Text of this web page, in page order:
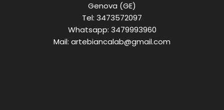
Genova (GE)
Tel: 3473572097
Whatsapp: 3479993960
Mail: artebiancalab@gmail.com